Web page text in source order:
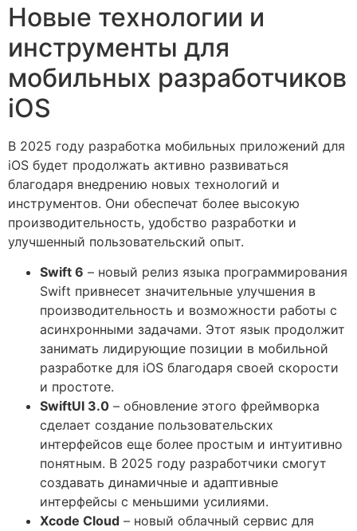
Новые технологии и
инструменты для
мобильных разработчиков
iOS
В 2025 году разработка мобильных приложений для
iOS будет продолжать активно развиваться
благодаря внедрению новых технологий и
инструментов. Они обеспечат более высокую
производительность, удобство разработки и
улучшенный пользовательский опыт.
Swift 6 – новый релиз языка программирования
Swift привнесет значительные улучшения в
производительность и возможности работы с
асинхронными задачами. Этот язык продолжит
занимать лидирующие позиции в мобильной
разработке для iOS благодаря своей скорости
и простоте.
SwiftUI 3.0 – обновление этого фреймворка
сделает создание пользовательских
интерфейсов еще более простым и интуитивно
понятным. В 2025 году разработчики смогут
создавать динамичные и адаптивные
интерфейсы с меньшими усилиями.
Xcode Cloud – новый облачный сервис для